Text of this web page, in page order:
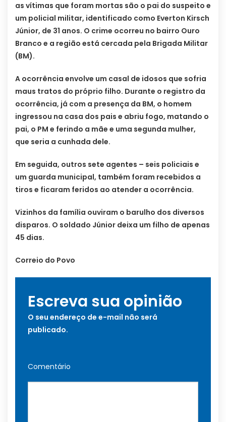
as vítimas que foram mortas são o pai do suspeito e
um policial militar, identificado como Everton Kirsch
Júnior, de 31 anos. O crime ocorreu no bairro Ouro
Branco e a região está cercada pela Brigada Militar
(BM).
A ocorrência envolve um casal de idosos que sofria
maus tratos do próprio filho. Durante o registro da
ocorrência, já com a presença da BM, o homem
ingressou na casa dos pais e abriu fogo, matando o
pai, o PM e ferindo a mãe e uma segunda mulher,
que seria a cunhada dele.
Em seguida, outros sete agentes – seis policiais e
um guarda municipal, também foram recebidos a
tiros e ficaram feridos ao atender a ocorrência.
Vizinhos da família ouviram o barulho dos diversos
disparos. O soldado Júnior deixa um filho de apenas
45 dias.
Correio do Povo
Escreva sua opinião
O seu endereço de e-mail não será
publicado.
Comentário